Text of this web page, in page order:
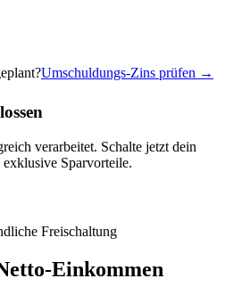
Umschuldungs-Zins prüfen →
verarbeitet. Schalte jetzt dein
Sparvorteile.
Freischaltung
Einkommen